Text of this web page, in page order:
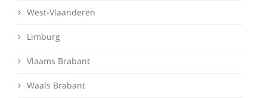
West-Vlaanderen
Limburg
Vlaams Brabant
Waals Brabant